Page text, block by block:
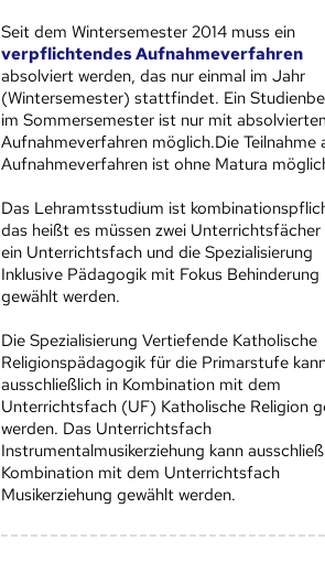
Seit dem Wintersemester 2014 muss ein
verpflichtendes Aufnahmeverfahren
absolviert werden, das nur einmal im Jahr
(Wintersemester) stattfindet. Ein
im Sommersemester ist nur mit
Aufnahmeverfahren möglich.Die Teilnahme
Aufnahmeverfahren ist ohne Matura
Das Lehramtsstudium ist
das heißt es müssen zwei
ein Unterrichtsfach und die Spezialisierung
Inklusive Pädagogik mit Fokus Behinderung
gewählt werden.
Die Spezialisierung Vertiefende Katholische
Religionspädagogik für die Primarstufe
ausschließlich in Kombination mit dem
Unterrichtsfach (UF) Katholische Religion
werden. Das Unterrichtsfach
Instrumentalmusikerziehung kann
Kombination mit dem Unterrichtsfach
Musikerziehung gewählt werden.